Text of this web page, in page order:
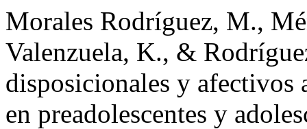
Morales Rodríguez, M.,
Valenzuela, K., &
disposicionales y afectivos
en preadolescentes y